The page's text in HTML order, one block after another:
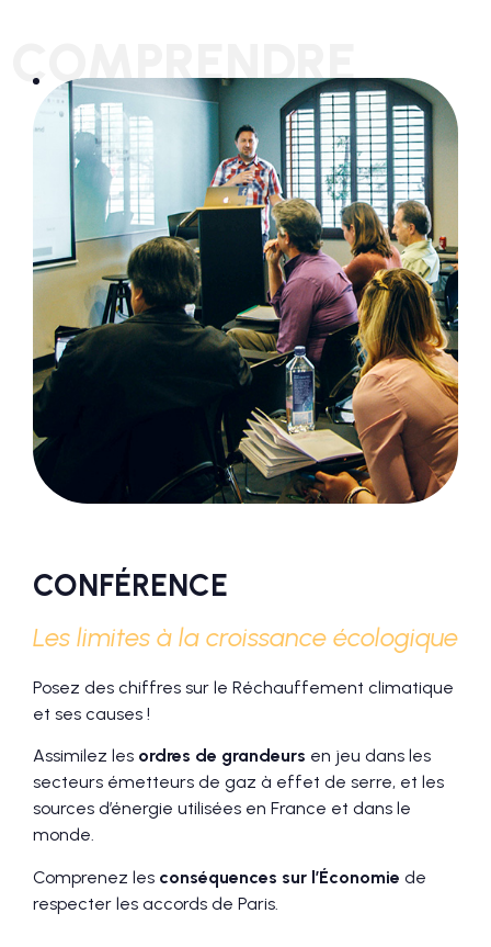
COMPRENDRE
CONFÉRENCE
Les limites à la croissance écologique
Posez des chiffres sur le Réchauffement climatique
et ses causes !
Assimilez les ordres de grandeurs en jeu dans les
secteurs émetteurs de gaz à effet de serre, et les
sources d’énergie utilisées en France et dans le
monde.
Comprenez les conséquences sur l’Économie de
respecter les accords de Paris.